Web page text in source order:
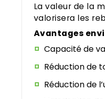
La valeur de la
valorisera les
Avantages
Capacité de
Réduction de
Réduction de